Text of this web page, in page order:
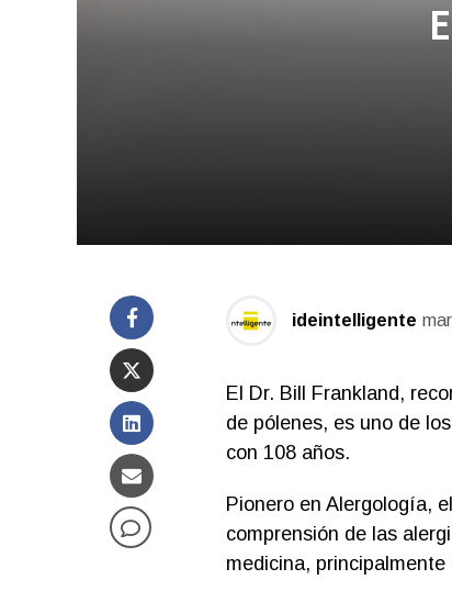
ideintelligente
El Dr. Bill Frankland,
de pólenes, es uno de
con 108 años.
Pionero en Alergología,
comprensión de las
medicina,